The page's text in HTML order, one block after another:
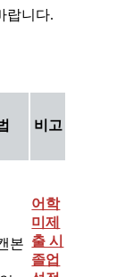
랍니다.
비고
본
어학
미제
출 시
졸업